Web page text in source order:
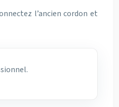
l’ancien cordon et